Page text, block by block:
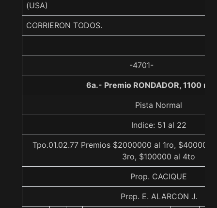
(USA)
CORRIERON TODOS.
-4701-
6a.- Premio RONDADOR, 1100
Pista Normal
Indice: 51 al 22
Tpo.01.02.77 Premios $2000000 al 1ro,
3ro, $100000 al 4to
Prop. CACIQUE
Prep. E. ALARCON J.